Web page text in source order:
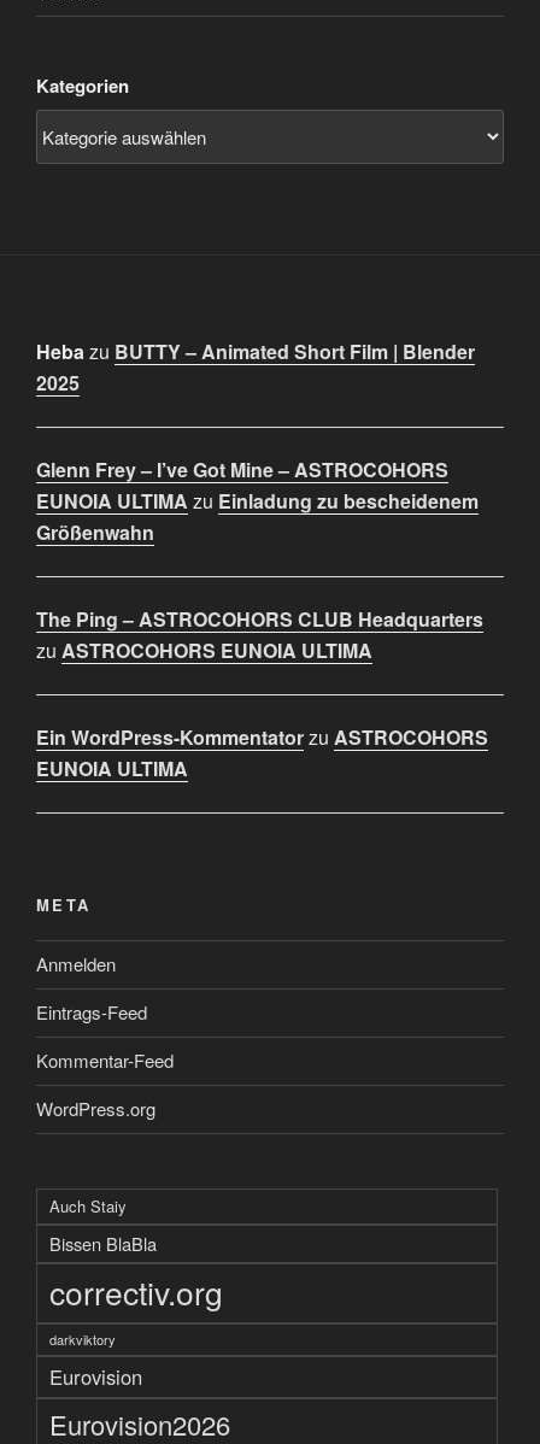
Kategorien
Hebazu BUTTY – Animated Short Film | Blender
2025
Glenn Frey – I’ve Got Mine – ASTROCOHORS
EUNOIA ULTIMA zu Einladung zu bescheidenem
Größenwahn
The Ping – ASTROCOHORS CLUB Headquarters
zu ASTROCOHORS EUNOIA ULTIMA
Ein WordPress-Kommentatorzu ASTROCOHORS
EUNOIA ULTIMA
META
Anmelden
Eintrags-Feed
Kommentar-Feed
WordPress.org
Auch Staiy
Bissen BlaBla
correctiv.org
darkviktory
Eurovision
Eurovision2026